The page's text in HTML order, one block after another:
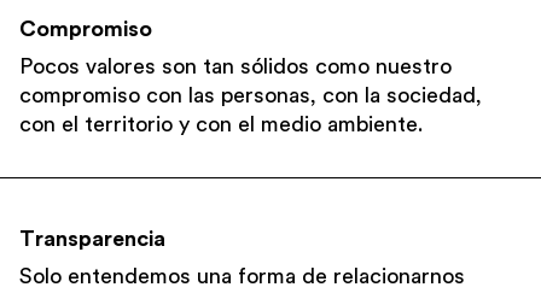
Compromiso
Pocos valores son tan sólidos como nuestro
compromiso con las personas, con la sociedad,
con el territorio y con el medio ambiente.
Transparencia
Solo entendemos una forma de relacionarnos